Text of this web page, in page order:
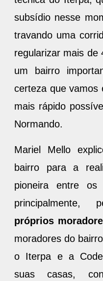
subsídio nesse
travando uma
regularizar mais de
um bairro
certeza que vamos
mais rápido
Normando.
Mariel Mello
bairro para a
pioneira entre
principalmente,
próprios
moradores do
o Iterpa e a
suas casas,